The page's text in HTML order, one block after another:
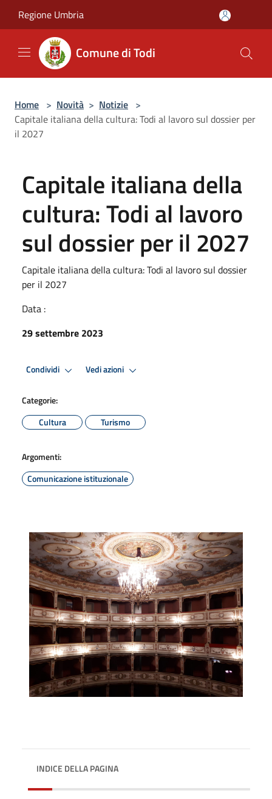
Regione Umbria
Comune di Todi
Home > Novità > Notizie >
Capitale italiana della cultura: Todi al lavoro sul dossier per
il 2027
Capitale italiana della
cultura: Todi al lavoro
sul dossier per il 2027
Capitale italiana della cultura: Todi al lavoro sul dossier
per il 2027
Data :
29 settembre 2023
Condividi Vedi azioni
Categorie:
Cultura
Turismo
Argomenti:
Comunicazione istituzionale
INDICE DELLA PAGINA